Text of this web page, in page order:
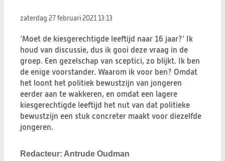
zaterdag 27 februari 2021 13:13
‘Moet de kiesgerechtigde leeftijd naar 16 jaar?’ Ik
houd van discussie, dus ik gooi deze vraag in de
groep. Een gezelschap van sceptici, zo blijkt. Ik ben
de enige voorstander. Waarom ik voor ben? Omdat
het loont het politiek bewustzijn van jongeren
eerder aan te wakkeren, en omdat een lagere
kiesgerechtigde leeftijd het nut van dat politieke
bewustzijn een stuk concreter maakt voor diezelfde
jongeren.
Redacteur: Antrude Oudman